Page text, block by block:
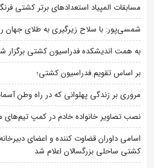
مسابقات المپیاد استعدادهای برتر کشتی
شمسی‌پور: با سلاح زیرگیری به طلای جهان
به همت اندیشکده فدراسیون کشتی برگزار
بر اساس تقویم فدراسیون کشتی؛
مروری بر زندگی پهلوانی که در راه وطن
نصب تصاویر خانواده خادم در کمپ
اسامی داوران قضاوت کننده و اعضای
کشتی ساحلی بزرگسالان اعلام شد